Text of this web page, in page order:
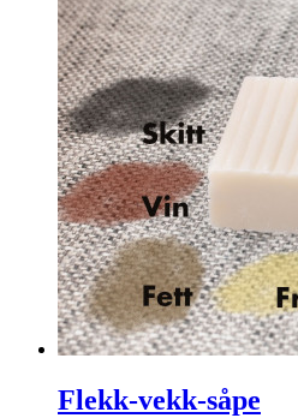
Salg
17%
Bambus
Flott serveringsbrett i bambus.
rekkevidde!
kr
249
kr
299
Kjøp